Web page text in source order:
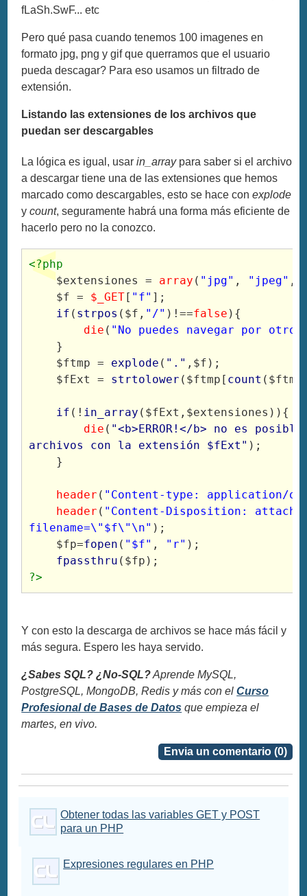
fLaSh.SwF... etc
Pero qué pasa cuando tenemos 100 imagenes en
formato jpg, png y gif que querramos que el usuario
pueda descagar? Para eso usamos un filtrado de
extensión.
Listando las extensiones de los archivos que
puedan ser descargables
La lógica es igual, usarin_arraypara saber si el archivo
a descargar tiene una de las extensiones que hemos
marcado como descargables, esto se hace conexplode
ycount, seguramente habrá una forma más eficiente de
hacerlo pero no la conozco.
<?php
$extensiones
= array ( "jpg" , "jpeg" ,
$f = $_GET[ "f" ];
if ( strpos ( $f , "/" )!==false ){
die ( "No puedes navegar por
}
$ftmp = explode ( "." , $f );
$fExt
= strtolower ( $ftmp [ count ( $ftmp
if (! in_array ( $fExt , $extensiones )){
die ( "<b>ERROR!</b> no es
archivos con la extensión $fExt" );
}
header ( "Content-type: application/
header ( "Content-Disposition:
filename=\"$f\"\n" );
$fp=fopen ( "$f" , "r" );
fpassthru ( $fp );
?>
Y con esto la descarga de archivos se hace más fácil y
más segura. Espero les haya servido.
¿Sabes SQL? ¿No-SQL?Aprende MySQL,
PostgreSQL, MongoDB, Redis y más con elCurso
Profesional de Bases de Datos que empieza el
martes, en vivo.
Envia un comentario (0)
Obtener todas las variables GET y POST
para un PHP
Expresiones regulares en PHP